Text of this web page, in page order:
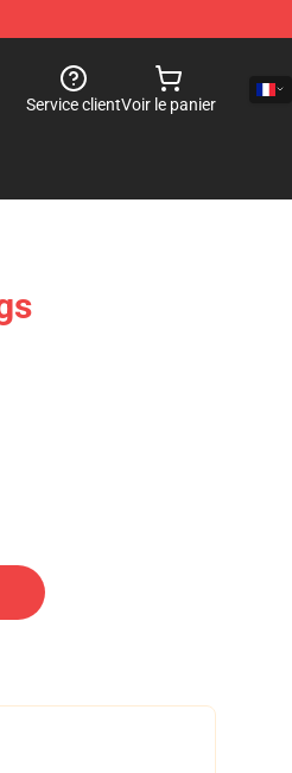
Service clientVoir le panier